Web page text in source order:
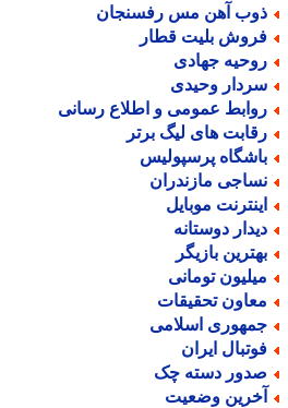
آهن مس رفسنجان
بلیت قطار
جهادی
وحیدی
عمومی و اطلاع رسانی
های لیگ برتر
پرسپولیس
مازندران
موبایل
دوستانه
بازیگر
تومانی
تحقیقات
اسلامی
ایران
دسته چک
وضعیت